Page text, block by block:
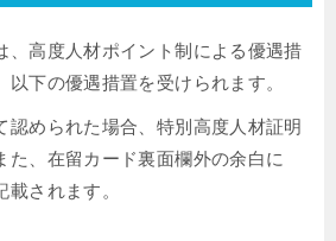
、高度人材ポイント制による優遇措
下の優遇措置を受けられます。
められた場合、特別高度人材証明
た、在留カード裏面欄外の余白に
載されます。